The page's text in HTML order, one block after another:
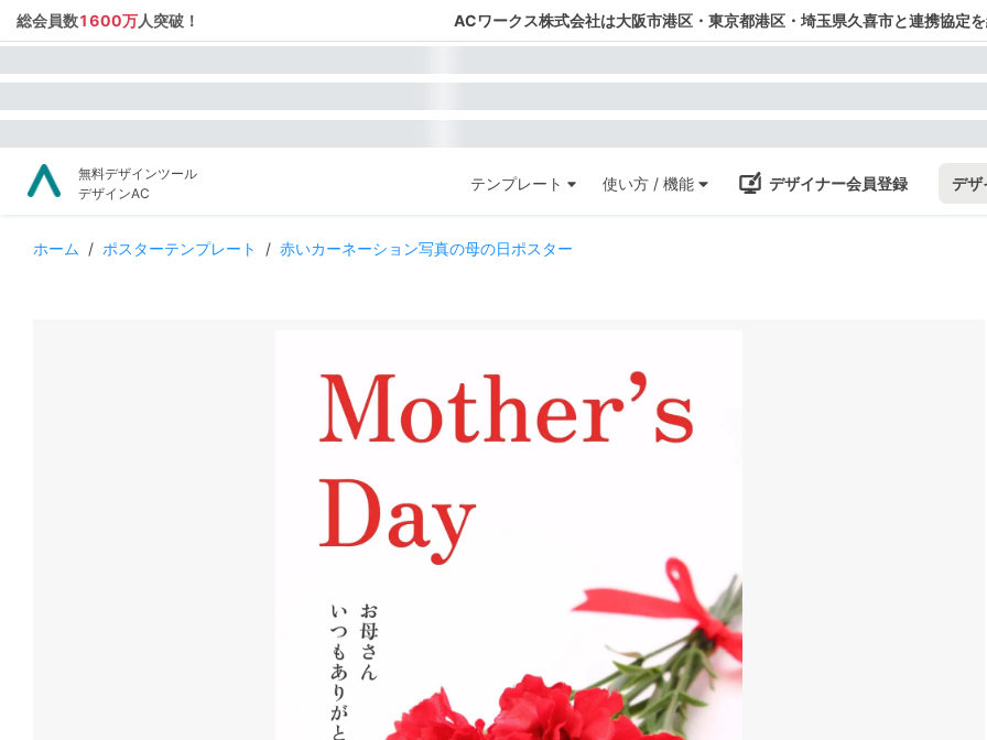
総会員数1600万人突破！ ACワークス株式会社は大阪市港区・東京都港区・埼玉県久喜市と連携協定
無料デザインツール
デザインAC
テンプレート 使い方 / 機能 デザイナー会員登録 デザ
ホーム / ポスターテンプレート / 赤いカーネーション写真の母の日ポスター